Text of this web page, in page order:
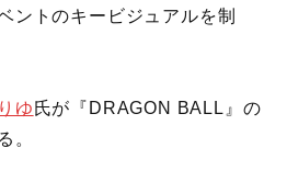
ントのキービジュアルを制
ゆ 氏が『DRAGON BALL』の
。